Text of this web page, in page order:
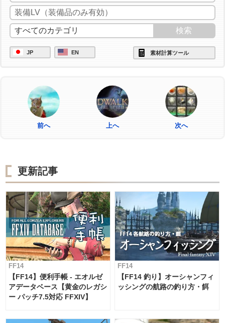
JP EN 素材計算ツール
前へ 上へ 次へ
更新記事
FF14
【FF14】便利手帳 - エオルゼ
アデータベース【黄金のレガシ
ー パッチ7.5対応 FFXIV】
FF14
【FF14 釣り】オーシャンフィ
ッシングの航路の釣り方・餌